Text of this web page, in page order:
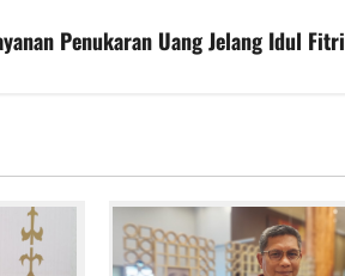
Penukaran Uang Jelang Idul Fitri